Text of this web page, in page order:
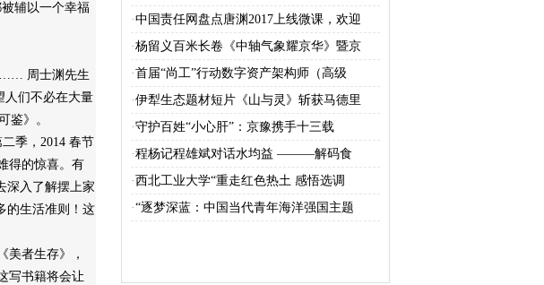
辅以一个幸福
周士渊先生
人们不必在大量
鉴》。
季，2014 春节
得的惊喜。有
深入了解摆上家
的生活准则！这
者生存》，
写书籍将会让
·中国责任网盘点唐渊2017上线微课，欢迎
·杨留义百米长卷《中轴气象耀京华》暨京
·首届“尚工”行动数字资产架构师（高级
·伊犁生态题材短片《山与灵》斩获马德里
·守护百姓“小心肝”：京豫携手十三载
·程杨记程雄斌对话水均益 ———解码食
·西北工业大学“重走红色热土 感悟选调
·“逐梦深蓝：中国当代青年海洋强国主题